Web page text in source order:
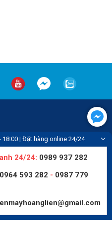
18:00 | Đặt hàng online 24/24
24/24: 0989 937 282
0964 593 282 - 0987 779